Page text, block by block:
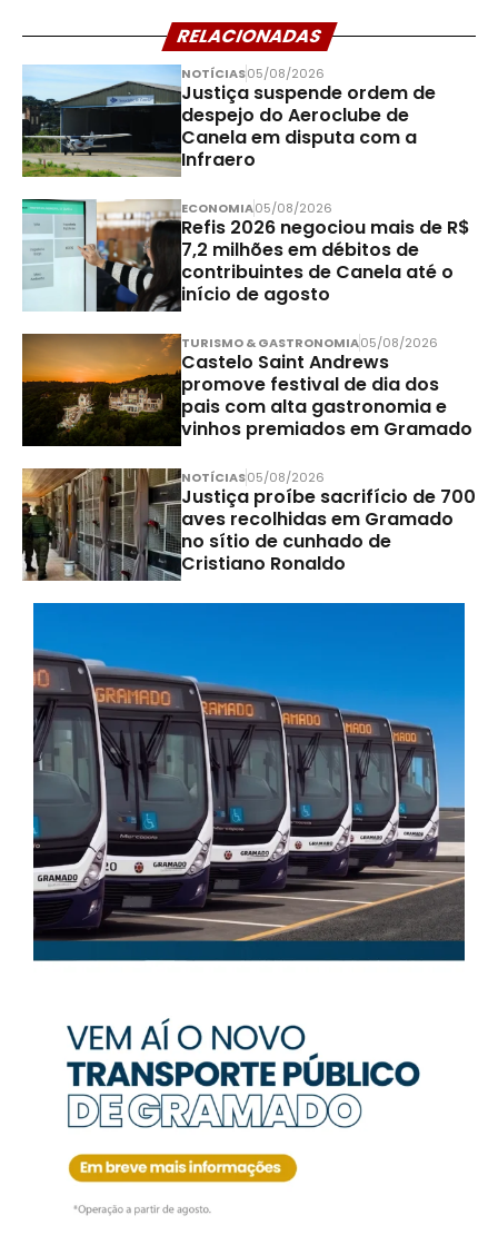
RELACIONADAS
NOTÍCIAS05/08/2026
Justiça suspende ordem de
despejo do Aeroclube de
Canela em disputa com a
Infraero
ECONOMIA05/08/2026
Refis 2026 negociou mais de R$
7,2 milhões em débitos de
contribuintes de Canela até o
início de agosto
TURISMO & GASTRONOMIA05/08/2026
Castelo Saint Andrews
promove festival de dia dos
pais com alta gastronomia e
vinhos premiados em Gramado
NOTÍCIAS05/08/2026
Justiça proíbe sacrifício de 700
aves recolhidas em Gramado
no sítio de cunhado de
Cristiano Ronaldo